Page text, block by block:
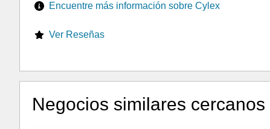
Encuentre más información sobre Cylex
Ver Reseñas
Negocios similares cercanos